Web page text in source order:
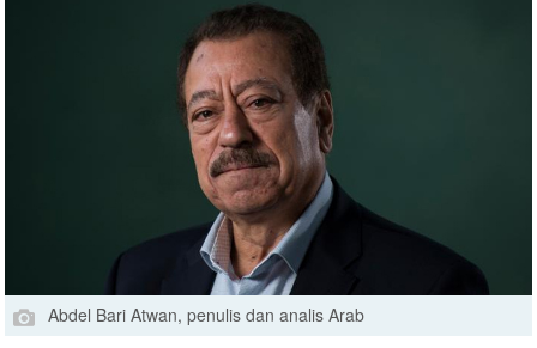
Abdel Bari Atwan, penulis dan analis Arab